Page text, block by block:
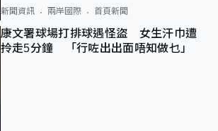
新聞資訊 兩岸國際 首頁新聞
康文署球場打排球遇怪盜 女生汗巾遭
拎走5分鐘 「行咗出出面唔知做乜」